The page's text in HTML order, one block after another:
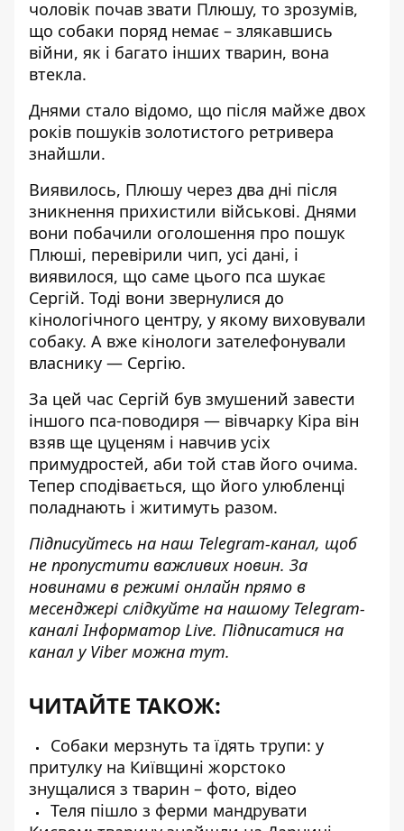
чоловік почав звати Плюшу, то зрозумів,
що собаки поряд немає – злякавшись
війни, як і багато інших тварин, вона
втекла.
Днями стало відомо, що після майже двох
років пошуків золотистого ретривера
знайшли.
Виявилось, Плюшу через два дні після
зникнення прихистили військові. Днями
вони побачили оголошення про пошук
Плюші, перевірили чип, усі дані, і
виявилося, що саме цього пса шукає
Сергій. Тоді вони звернулися до
кінологічного центру, у якому виховували
собаку. А вже кінологи зателефонували
власнику — Сергію.
За цей час Сергій був змушений завести
іншого пса-поводиря — вівчарку Кіра він
взяв ще цуценям і навчив усіх
примудростей, аби той став його очима.
Тепер сподівається, що його улюбленці
поладнають і житимуть разом.
Підписуйтесь на наш Telegram-канал, щоб
не пропустити важливих новин. За
новинами в режимі онлайн прямо в
месенджері слідкуйте на нашому Telegram-
каналіІнформатор Live. Підписатися на
канал у Viber можна тут.
ЧИТАЙТЕ ТАКОЖ:
Собаки мерзнуть та їдять трупи: у
притулку на Київщині жорстоко
знущалися з тварин – фото, відео
Теля пішло з ферми мандрувати